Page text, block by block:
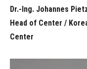
Dr.-Ing. Johannes
Head of Center /
Center